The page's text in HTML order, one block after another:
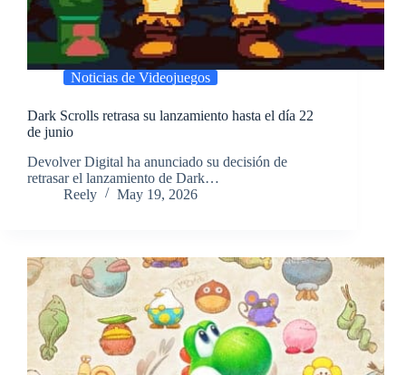
Noticias de Videojuegos
Dark Scrolls retrasa su lanzamiento hasta el día 22
de junio
​Devolver Digital ha anunciado su decisión de
retrasar el lanzamiento de Dark…
Reely
May 19, 2026